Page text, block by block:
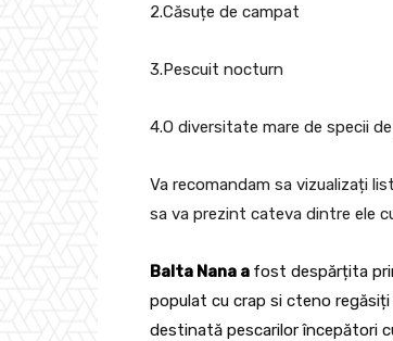
2.Căsuțe de campat
3.Pescuit nocturn
4.O diversitate mare de specii
Va recomandam sa vizualizați
sa va prezint cateva dintre ele
Balta Nana a fost despărțita
populat cu crap si cteno
destinată pescarilor începători